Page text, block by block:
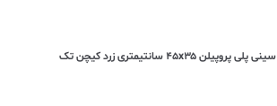
سینی پلی پروپیلن ۴۵x۳۵ سانتیمتری زرد کیچن تک